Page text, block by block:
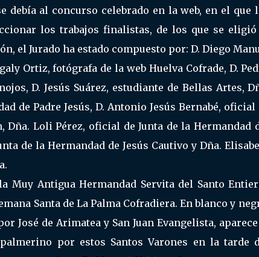
debía al concurso celebrado en la web, en el que
los trabajos finalistas, de los que se
el Jurado ha estado compuesto por: D. Diego
Ortiz, fotógrafa de la web Huelva Cofrade, D.
D. Jesús Suárez, estudiante de Bellas Artes,
de Padre Jesús, D. Antonio Jesús Bernabé, oficial
Dña. Loli Pérez, oficial de Junta de la Hermandad
de la Hermandad de Jesús Cautivo y Dña.
Muy Antigua Hermandad Servita del Santo
Santa de La Palma Cofradiera. En blanco y
José de Arimatea y San Juan Evangelista,
por estos Santos Varones en la tarde